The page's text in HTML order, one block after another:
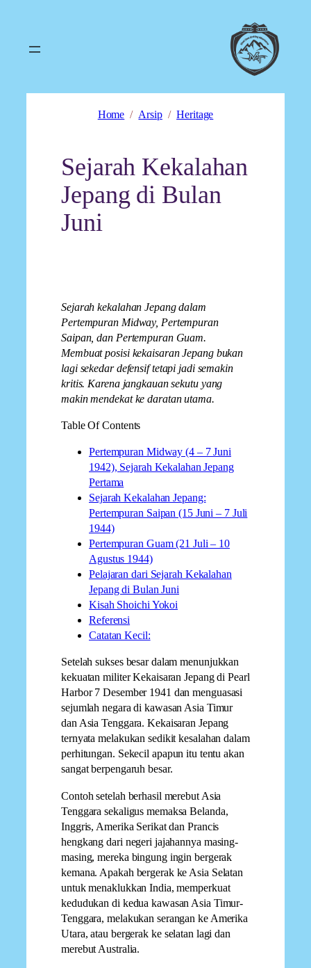
Home Arsip Heritage
Sejarah Kekalahan
Jepang di Bulan
Juni
Sejarah kekalahan Jepang dalam
Pertempuran Midway, Pertempuran
Saipan, dan Pertempuran Guam.
Membuat posisi kekaisaran Jepang bukan
lagi sekedar defensif tetapi jadi semakin
kritis. Karena jangkauan sekutu yang
makin mendekat ke daratan utama.
Table Of Contents
Pertempuran Midway (4 – 7 Juni
1942), Sejarah Kekalahan Jepang
Pertama
Sejarah Kekalahan Jepang:
Pertempuran Saipan (15 Juni – 7 Juli
1944)
Pertempuran Guam (21 Juli – 10
Agustus 1944)
Pelajaran dari Sejarah Kekalahan
Jepang di Bulan Juni
Kisah Shoichi Yokoi
Referensi
Catatan Kecil:
Setelah sukses besar dalam menunjukkan
kekuatan militer Kekaisaran Jepang di Pearl
Harbor 7 Desember 1941 dan menguasasi
sejumlah negara di kawasan Asia Timur
dan Asia Tenggara. Kekaisaran Jepang
ternyata melakukan sedikit kesalahan dalam
perhitungan. Sekecil apapun itu tentu akan
sangat berpengaruh besar.
Contoh setelah berhasil merebut Asia
Tenggara sekaligus memaksa Belanda,
Inggris, Amerika Serikat dan Prancis
hengkang dari negeri jajahannya masing-
masing, mereka bingung ingin bergerak
kemana. Apakah bergerak ke Asia Selatan
untuk menaklukkan India, memperkuat
kedudukan di kedua kawasan Asia Timur-
Tenggara, melakukan serangan ke Amerika
Utara, atau bergerak ke selatan lagi dan
merebut Australia.